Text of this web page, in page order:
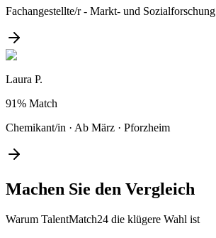
Fachangestellte/r - Markt- und Sozialforschung
Laura P.
91% Match
Chemikant/in · Ab März · Pforzheim
Machen Sie den Vergleich
Warum TalentMatch24 die klügere Wahl ist